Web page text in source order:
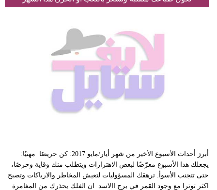
أبرز أحداث الأسبوع الأخير من شهر أيار/مايو 2017: كن حريصًا مهنيًا:
يجعلك هذا الأسبوع معرّضًا لبعض الاهتزازات ويتطلب منك وقاية وحرصًا،
حتى تتجنب الأسوأ. ترهقك المسؤوليات لتعيش المخاطر والارباكات وتصبح
اكثر توترا مع وجود القمر في برج االاسد ان الفلك يحذرك من المغامرة